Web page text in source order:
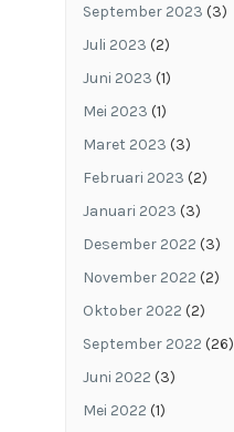
September 2023 (3)
Juli 2023 (2)
Juni 2023 (1)
Mei 2023 (1)
Maret 2023 (3)
Februari 2023 (2)
Januari 2023 (3)
Desember 2022 (3)
November 2022 (2)
Oktober 2022 (2)
September 2022 (26)
Juni 2022 (3)
Mei 2022 (1)